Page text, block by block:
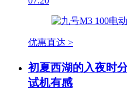
优惠直达 >
初夏西湖的入夜时
试机有感